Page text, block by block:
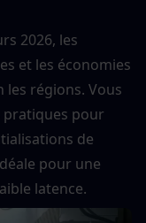
2026, les
et les économies
les régions. Vous
pratiques pour
de
pour une
latence.